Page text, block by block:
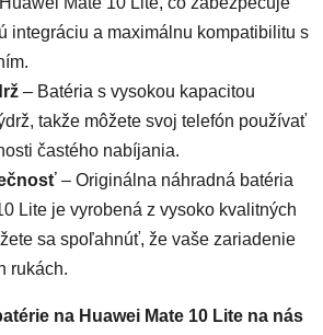
integráciu a maximálnu kompatibilitu s
– Batéria s vysokou kapacitou
takže môžete svoj telefón používať
častého nabíjania.
– Originálna náhradná batéria
Lite je vyrobená z vysoko kvalitných
sa spoľahnúť, že vaše zariadenie
rukách.
na Huawei Mate 10 Lite na nás